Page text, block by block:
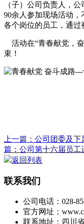
（子）公司负责人，
90余人参加现场活动
各个岗位的员工，通过
活动在“青春献党，
束！
上一篇：公司团委及下
篇：公司第十六届员工
返回列表
联系我们
公司电话：028-
官方网址：
联系地址：四川